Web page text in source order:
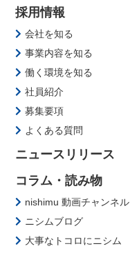
採用情報
会社を知る
事業内容を知る
働く環境を知る
社員紹介
募集要項
よくある質問
ニュースリリース
コラム・読み物
nishimu 動画チャンネル
ニシムブログ
大事なトコロにニシム